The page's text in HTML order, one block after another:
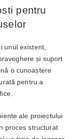
pentru
unul existent,
și suport
o cunoaștere
pentru a
ale proiectului
proces structurat